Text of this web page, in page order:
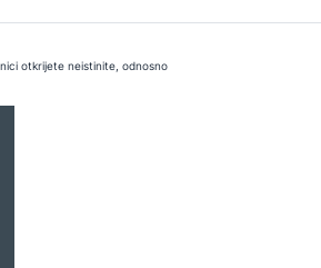
otkrijete neistinite, odnosno